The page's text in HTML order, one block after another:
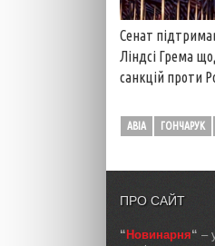
Сенат
Ліндсі Грема
санкцій проти
АВІА ГОНЧАРУК
ПРО САЙТ
“Новинарня“ –